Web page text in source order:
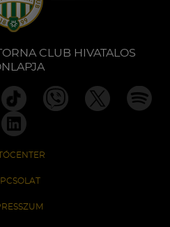
CLUB HIVATALOS